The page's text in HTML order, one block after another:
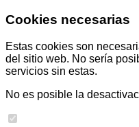
Cookies necesarias
Estas cookies son
del sitio web. No sería
servicios sin estas.
No es posible la